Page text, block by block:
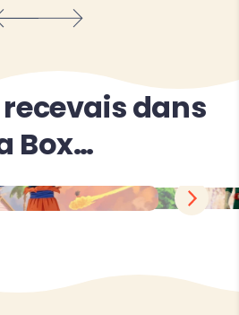
recevais dans
Box…